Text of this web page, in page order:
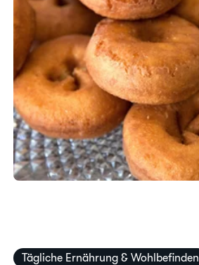
Tägliche Ernährung & Wohlbefinden